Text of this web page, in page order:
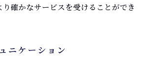
確かなサービスを受けることができ
ニケーション